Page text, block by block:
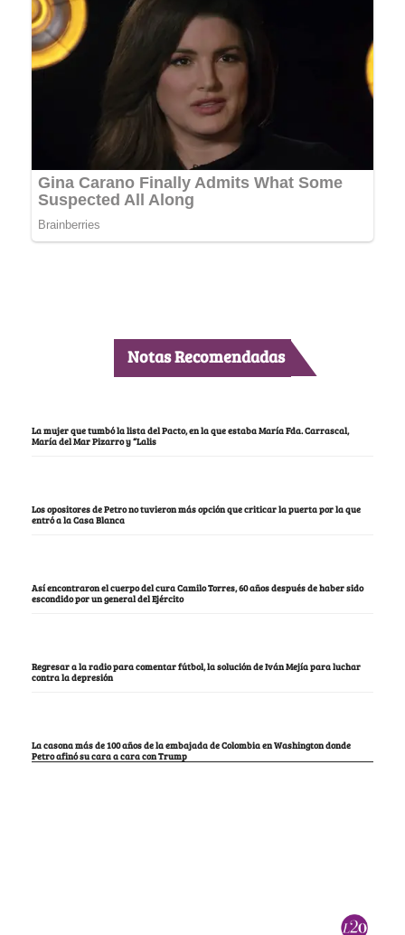
Notas Recomendadas
La mujer que tumbó la lista del Pacto, en la que estaba María Fda. Carrascal,
María del Mar Pizarro y “Lalis
Los opositores de Petro no tuvieron más opción que criticar la puerta por la que
entró a la Casa Blanca
Así encontraron el cuerpo del cura Camilo Torres, 60 años después de haber sido
escondido por un general del Ejército
Regresar a la radio para comentar fútbol, la solución de Iván Mejía para luchar
contra la depresión
La casona más de 100 años de la embajada de Colombia en Washington donde
Petro afinó su cara a cara con Trump